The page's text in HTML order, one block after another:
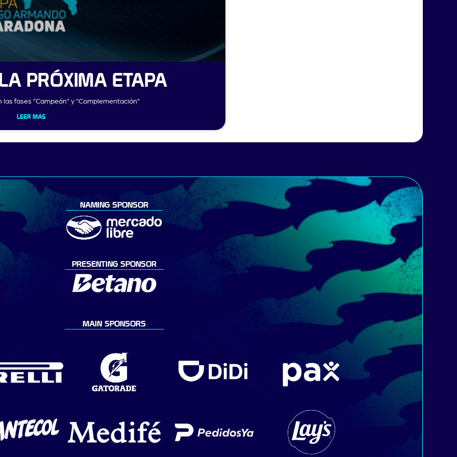
PRÓXIMA ETAPA
fases “Campeón” y “Complementación”
LEER MÁS
NAMING SPONSOR
PRESENTING SPONSOR
MAIN SPONSORS